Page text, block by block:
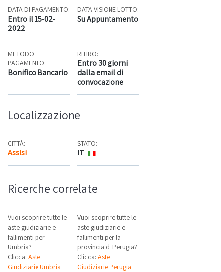
DATA DI PAGAMENTO:
Entro il 15-02-
2022
DATA VISIONE LOTTO:
Su Appuntamento
METODO
PAGAMENTO:
Bonifico Bancario
RITIRO:
Entro 30 giorni
dalla email di
convocazione
Localizzazione
CITTÀ:
Assisi Mappa
STATO:
IT
Ricerche correlate
Vuoi scoprire tutte le
aste giudiziarie e
fallimenti per
Umbria?
Clicca: Aste
Giudiziarie Umbria
Vuoi scoprire tutte le
aste giudiziarie e
fallimenti per la
provincia di Perugia?
Clicca:Aste
Giudiziarie Perugia